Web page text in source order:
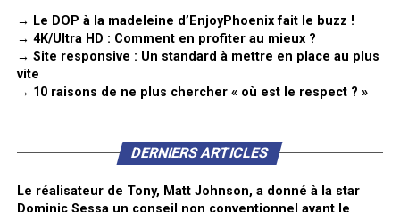
→ Le DOP à la madeleine d’EnjoyPhoenix fait le buzz !
→ 4K/Ultra HD : Comment en profiter au mieux ?
→ Site responsive : Un standard à mettre en place au plus
vite
→ 10 raisons de ne plus chercher « où est le respect ? »
DERNIERS ARTICLES
Le réalisateur de Tony, Matt Johnson, a donné à la star